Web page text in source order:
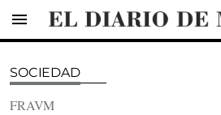
menu
SOCIEDAD
FRAVM